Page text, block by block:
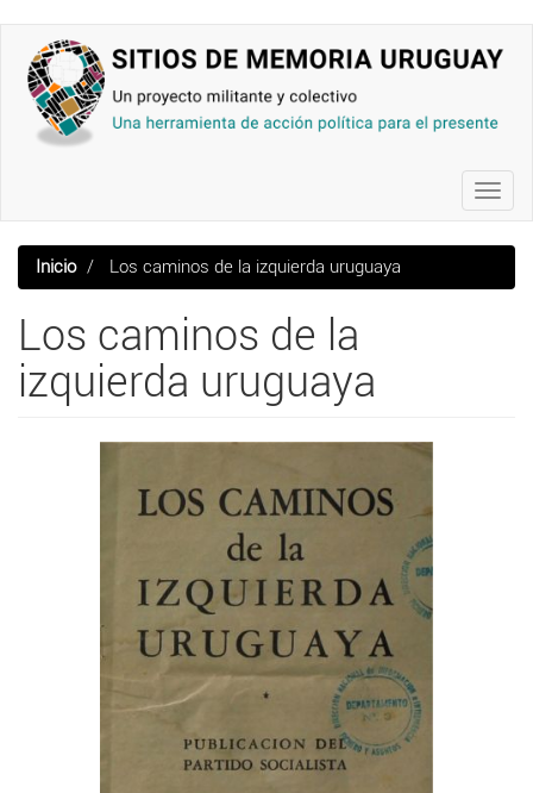
contenido
principal
Inicio Los caminos de la izquierda uruguaya
Los caminos de la
izquierda uruguaya